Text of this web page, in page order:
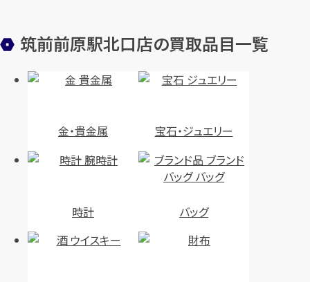
筑前前原駅北口店の買取品目一覧
金・貴金属 宝石・ジュエリー
時計 バッグ